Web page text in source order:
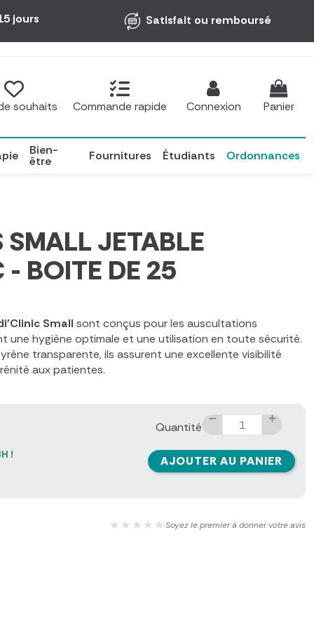
jours Satisfait ou remboursé
souhaits Commande rapide Connexion Panier
Bien-
être Fournitures Étudiants Ordonnances
SMALL JETABLE
BOITE DE 25
Small sont conçus pour les auscultations
une hygiène optimale et une utilisation en toute sécurité.
transparente, ils assurent une excellente visibilité
aux patientes.
!
Quantité
AJOUTER AU PANIER
★★★★★ Soyez le premier à donner votre avis